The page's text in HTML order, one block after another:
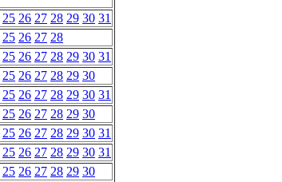
25 26 27 28 29 30 31
25 26 27 28
25 26 27 28 29 30 31
25 26 27 28 29 30
25 26 27 28 29 30 31
25 26 27 28 29 30
25 26 27 28 29 30 31
25 26 27 28 29 30 31
25 26 27 28 29 30